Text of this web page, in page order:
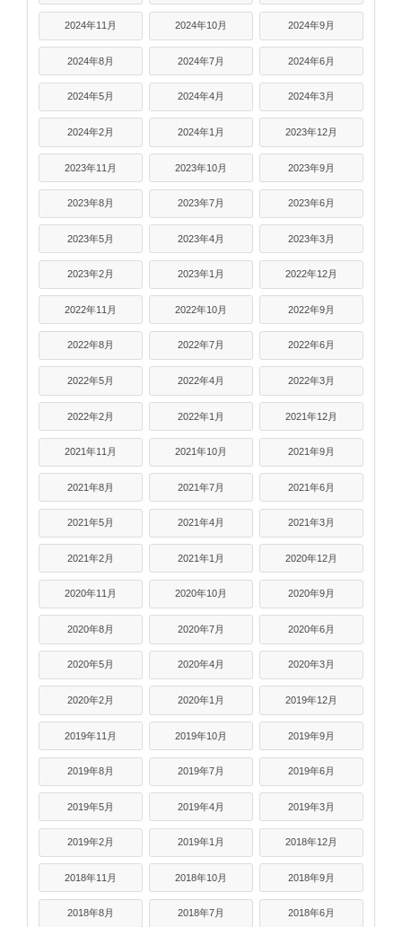
2024年11月 2024年10月 2024年9月
2024年8月 2024年7月 2024年6月
2024年5月 2024年4月 2024年3月
2024年2月 2024年1月 2023年12月
2023年11月 2023年10月 2023年9月
2023年8月 2023年7月 2023年6月
2023年5月 2023年4月 2023年3月
2023年2月 2023年1月 2022年12月
2022年11月 2022年10月 2022年9月
2022年8月 2022年7月 2022年6月
2022年5月 2022年4月 2022年3月
2022年2月 2022年1月 2021年12月
2021年11月 2021年10月 2021年9月
2021年8月 2021年7月 2021年6月
2021年5月 2021年4月 2021年3月
2021年2月 2021年1月 2020年12月
2020年11月 2020年10月 2020年9月
2020年8月 2020年7月 2020年6月
2020年5月 2020年4月 2020年3月
2020年2月 2020年1月 2019年12月
2019年11月 2019年10月 2019年9月
2019年8月 2019年7月 2019年6月
2019年5月 2019年4月 2019年3月
2019年2月 2019年1月 2018年12月
2018年11月 2018年10月 2018年9月
2018年8月 2018年7月 2018年6月